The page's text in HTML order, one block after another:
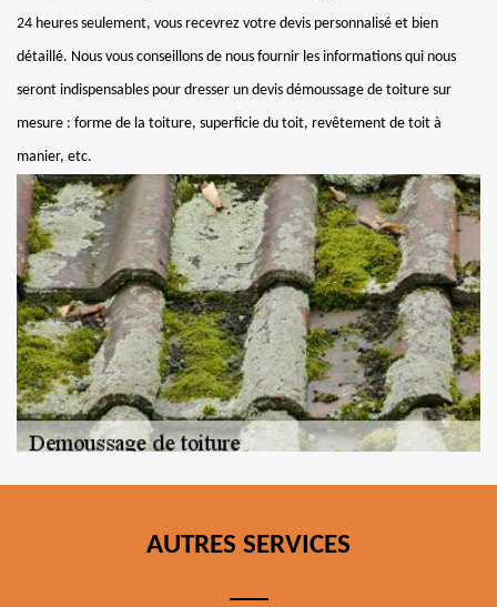
24 heures seulement, vous recevrez votre devis personnalisé et bien
détaillé. Nous vous conseillons de nous fournir les informations qui nous
seront indispensables pour dresser un devis démoussage de toiture sur
mesure : forme de la toiture, superficie du toit, revêtement de toit à
manier, etc.
AUTRES SERVICES